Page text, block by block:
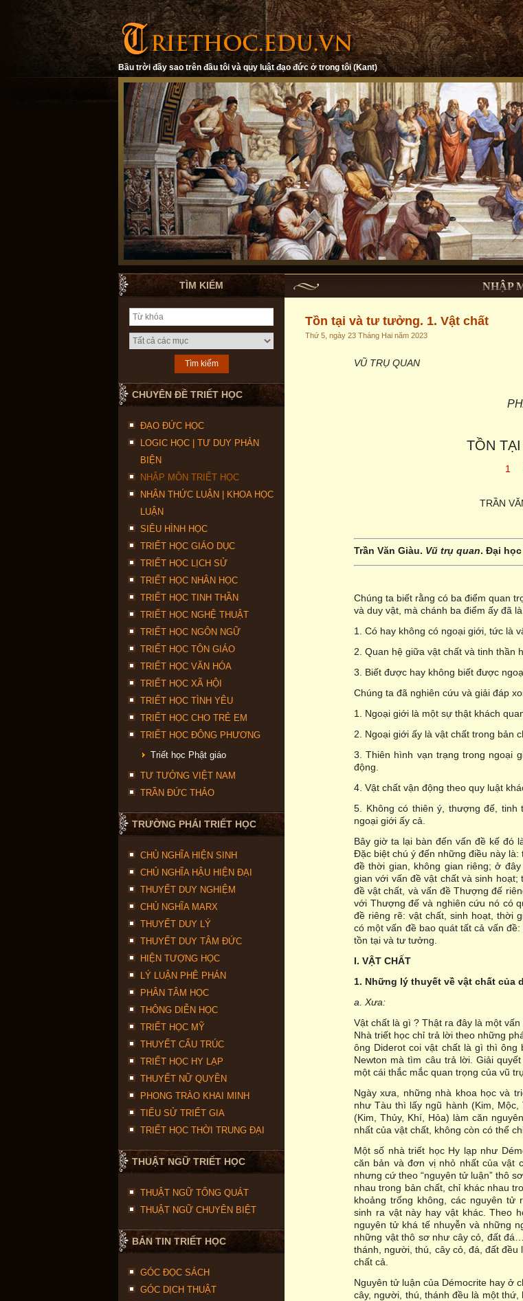
Bầu trời đầy sao trên đầu tôi và quy luật đạo đức ở trong tôi (Kant)
TÌM KIẾM
CHUYÊN ĐỀ TRIẾT HỌC
ĐẠO ĐỨC HỌC
LOGIC HỌC | TƯ DUY PHẢN
BIỆN
NHẬP MÔN TRIẾT HỌC
NHẬN THỨC LUẬN | KHOA HỌC
LUẬN
SIÊU HÌNH HỌC
TRIẾT HỌC GIÁO DỤC
TRIẾT HỌC LỊCH SỬ
TRIẾT HỌC NHÂN HỌC
TRIẾT HỌC TINH THẦN
TRIẾT HỌC NGHỆ THUẬT
TRIẾT HỌC NGÔN NGỮ
TRIẾT HỌC TÔN GIÁO
TRIẾT HỌC VĂN HÓA
TRIẾT HỌC XÃ HỘI
TRIẾT HỌC TÌNH YÊU
TRIẾT HỌC CHO TRẺ EM
TRIẾT HỌC ĐÔNG PHƯƠNG
Triết học Phật giáo
TƯ TƯỞNG VIỆT NAM
TRẦN ĐỨC THẢO
TRƯỜNG PHÁI TRIẾT HỌC
CHỦ NGHĨA HIỆN SINH
CHỦ NGHĨA HẬU HIỆN ĐẠI
THUYẾT DUY NGHIỆM
CHỦ NGHĨA MARX
THUYẾT DUY LÝ
THUYẾT DUY TÂM ĐỨC
HIỆN TƯỢNG HỌC
LÝ LUẬN PHÊ PHÁN
PHÂN TÂM HỌC
THÔNG DIỄN HỌC
TRIẾT HỌC MỸ
THUYẾT CẤU TRÚC
TRIẾT HỌC HY LẠP
THUYẾT NỮ QUYỀN
PHONG TRÀO KHAI MINH
TIỂU SỬ TRIẾT GIA
TRIẾT HỌC THỜI TRUNG ĐẠI
THUẬT NGỮ TRIẾT HỌC
THUẬT NGỮ TỔNG QUÁT
THUẬT NGỮ CHUYÊN BIỆT
BẢN TIN TRIẾT HỌC
GÓC ĐỌC SÁCH
GÓC DỊCH THUẬT
NHẬP
Tồn tại và tư tưởng. 1. Vật chất
Thứ 5, ngày 23 Tháng Hai năm 2023
VŨ TRỤ QUAN
TỒN
1
TRẦN
Trần Văn Giàu. Vũ trụ quan. Đại học
Chúng ta biết rằng có ba điểm quan
và duy vật, mà chánh ba điểm ấy đã
1. Có hay không có ngoại giới, tức là
2. Quan hệ giữa vật chất và tinh thần
3. Biết được hay không biết được
Chúng ta đã nghiên cứu và giải đáp
1. Ngoại giới là một sự thật khách
2. Ngoại giới ấy là vật chất trong bản
3. Thiên hình vạn trạng trong ngoại
động.
4. Vật chất vận động theo quy luật
5. Không có thiên ý, thượng đế,
ngoại giới ấy cả.
Bây giờ ta lại bàn đến vấn đề kế đó
Đặc biệt chú ý đến những điều này
đề thời gian, không gian riêng; ở
gian với vấn đề vật chất và sinh
đề vật chất, và vấn đề Thượng đế
với Thượng đế và nghiên cứu nó có
đề riêng rẽ: vật chất, sinh hoạt, thời
có một vấn đề bao quát tất cả vấn
tồn tại và tư tưởng.
I. VẬT CHẤT
1. Những lý thuyết về vật chất của
a. Xưa:
Vật chất là gì ? Thật ra đây là một
Nhà triết học chỉ trả lời theo những
ông Diderot coi vật chất là gì thì
Newton mà tìm câu trả lời. Giải
một cái thắc mắc quan trọng của vũ
Ngày xưa, những nhà khoa học và
như Tàu thì lấy ngũ hành (Kim,
(Kim, Thủy, Khí, Hỏa) làm căn
nhất của vật chất, không còn có thể
Một số nhà triết học Hy lạp như
căn bản và đơn vị nhỏ nhất của vật
nhưng cứ theo “nguyên tử luận” thô
nhau trong bản chất, chỉ khác nhau
khoảng trống không, các nguyên tử
sinh ra vật này hay vật khác. Theo
nguyên tử khá tế nhuyễn và những
những vật thô sơ như cây cỏ, đất
thánh, người, thú, cây cỏ, đá, đất
chất cả.
Nguyên tử luận của Démocrite hay ở
cây, người, thú, thánh đều là một